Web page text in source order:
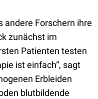
andere Forschern ihre
zunächst im
Patienten testen
ist einfach“, sagt
Erbleiden
blutbildende